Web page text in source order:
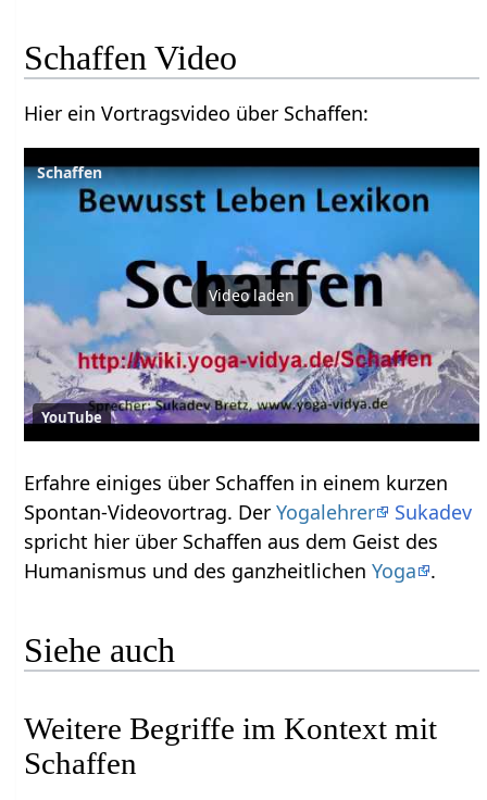
Schaffen‏‎ Video
Hier ein Vortragsvideo über Schaffen‏‎:
Schaffen‏‎
Video laden
YouTube
Erfahre einiges über Schaffen‏‎ in einem kurzen
Spontan-Videovortrag. DerYogalehrer
Sukadev
spricht hier über Schaffen‏‎ aus dem Geist des
Humanismus und des ganzheitlichenYoga .
Siehe auch
Weitere Begriffe im Kontext mit